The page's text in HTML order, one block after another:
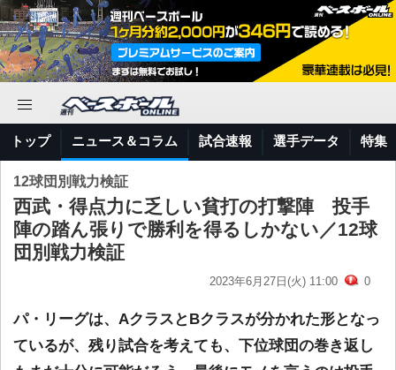
トップ ニュース＆コラム 試合速報 選手データ 特集
12球団別戦力検証
西武・得点力に乏しい貧打の打撃陣 投手
陣の踏ん張りで勝利を得るしかない／12球
団別戦力検証
2023年6月27日(火) 11:00 0
パ・リーグは、AクラスとBクラスが分かれた形となっ
ているが、残り試合を考えても、下位球団の巻き返し